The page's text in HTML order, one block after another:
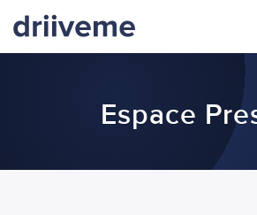
Espace